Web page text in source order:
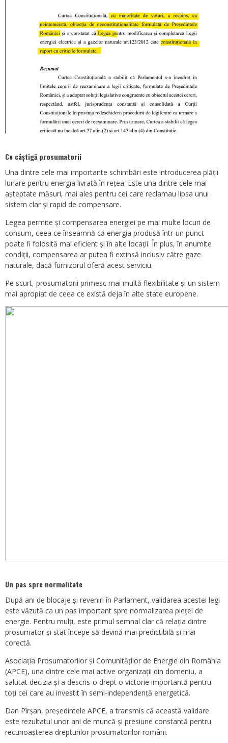
Ce câștigă prosumatorii
Una dintre cele mai importante schimbări este introducerea plății
lunare pentru energia livrată în rețea. Este una dintre cele mai
așteptate măsuri, mai ales pentru cei care reclamau lipsa unui
sistem clar și rapid de compensare.
Legea permite și compensarea energiei pe mai multe locuri de
consum, ceea ce înseamnă că energia produsă într-un punct
poate fi folosită mai eficient și în alte locații. În plus, în anumite
condiții, compensarea ar putea fi extinsă inclusiv către gaze
naturale, dacă furnizorul oferă acest serviciu.
Pe scurt, prosumatorii primesc mai multă flexibilitate și un sistem
mai apropiat de ceea ce există deja în alte state europene.
Un pas spre normalitate
După ani de blocaje și reveniri în Parlament, validarea acestei legi
este văzută ca un pas important spre normalizarea pieței de
energie. Pentru mulți, este primul semnal clar că relația dintre
prosumator și stat începe să devină mai predictibilă și mai
corectă.
Asociația Prosumatorilor și Comunităților de Energie din România
(APCE), una dintre cele mai active organizații din domeniu, a
salutat decizia și a descris-o drept o victorie importantă pentru
toți cei care au investit în semi-independență energetică.
Dan Pîrșan, președintele APCE, a transmis că această validare
este rezultatul unor ani de muncă și presiune constantă pentru
recunoașterea drepturilor prosumatorilor români.